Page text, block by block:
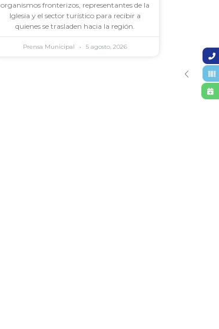
organismos fronterizos, representantes de la
Iglesia y el sector turístico para recibir a
quienes se trasladen hacia la región.
Prensa Municipal 5 agosto, 2026